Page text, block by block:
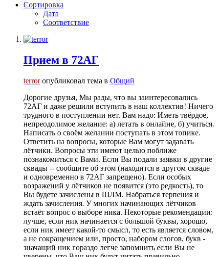
Сортировка
Дата
Соответствие
Прием в 72АГ
terrorопубликовал тема в Общий
Дорогие друзья, Мы рады, что вы заинтересовались
72АГ и даже решили вступить в наш коллектив! Ничего
трудного в поступлении нет. Вам надо: Иметь твёрдое,
непреодолимое желание: а) летать в онлайне, б) учиться.
Написать о своём желании поступать в этом топике.
Ответить на вопросы, которые Вам могут задавать
лётчики. Вопросы эти имеют целью поближе
познакомиться с Вами. Если Вы подали заявки в другие
сквады -- сообщите об этом (находится в другом скваде
и одновременно в 72АГ запрещено). Если особых
возражений у лётчиков не появится (это редкость), то
Вы будете зачислены в ШЛМ. Набраться терпения и
ждать зачисления. У многих начинающих лётчиков
встаёт вопрос о выборе ника. Некоторые рекомендации:
лучше, если ник начинается с большой буквы, хорошо,
если ник имеет какой-то смысл, то есть является словом,
а не сокращением или, просто, набором слогов, букв -
значащий ник гораздо легче запомнить если Вы не